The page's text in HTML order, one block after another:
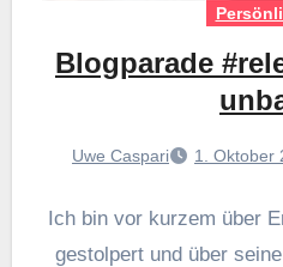
Blogparade
Uwe Caspari 1. Oktober
Ich bin vor kurzem über
gestolpert und über